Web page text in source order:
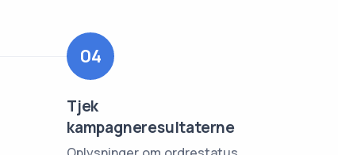
04
Tjek
kampagneresultaterne